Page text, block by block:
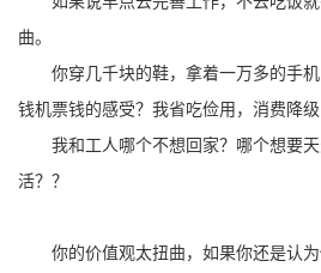
曲。
你穿几千块的鞋，拿着一万多的手
钱机票钱的感受？我省吃俭用，消费降级
我和工人哪个不想回家？哪个想要
活？？
你的价值观太扭曲，如果你还是认